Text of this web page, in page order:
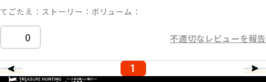
てごたえ ストーリー ボリューム
0 不適切なレビューを報告
1